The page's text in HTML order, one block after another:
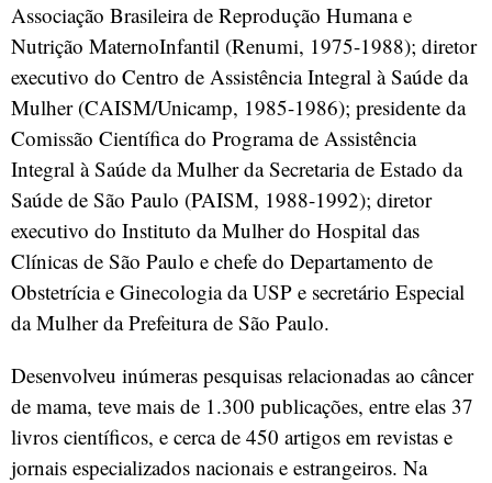
Associação Brasileira de Reprodução Humana e
Nutrição MaternoInfantil (Renumi, 1975-1988); diretor
executivo do Centro de Assistência Integral à Saúde da
Mulher (CAISM/Unicamp, 1985-1986); presidente da
Comissão Científica do Programa de Assistência
Integral à Saúde da Mulher da Secretaria de Estado da
Saúde de São Paulo (PAISM, 1988-1992); diretor
executivo do Instituto da Mulher do Hospital das
Clínicas de São Paulo e chefe do Departamento de
Obstetrícia e Ginecologia da USP e secretário Especial
da Mulher da Prefeitura de São Paulo.
Desenvolveu inúmeras pesquisas relacionadas ao câncer
de mama, teve mais de 1.300 publicações, entre elas 37
livros científicos, e cerca de 450 artigos em revistas e
jornais especializados nacionais e estrangeiros. Na